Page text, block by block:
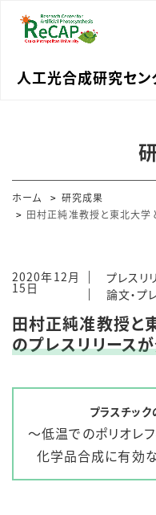
人工光合成研究セン
ホーム
研究成果
田村正純准教授と東北大学
2020年12月
15日
プレスリ
論文・プ
田村正純准教授と
のプレスリリース
プラスチッ
～低温でのポリオレ
化学品合成に有効